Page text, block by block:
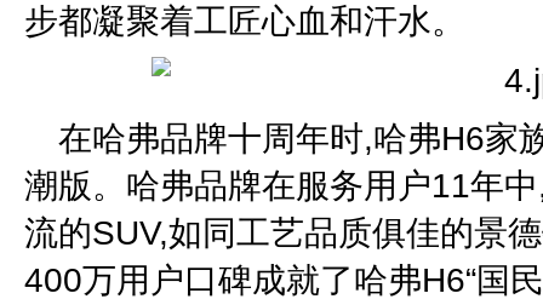
步都凝聚着工匠心血和汗水。
在哈弗品牌十周年时,哈弗H6家
潮版。哈弗品牌在服务用户11年
流的SUV,如同工艺品质俱佳的景
400万用户口碑成就了哈弗H6“国